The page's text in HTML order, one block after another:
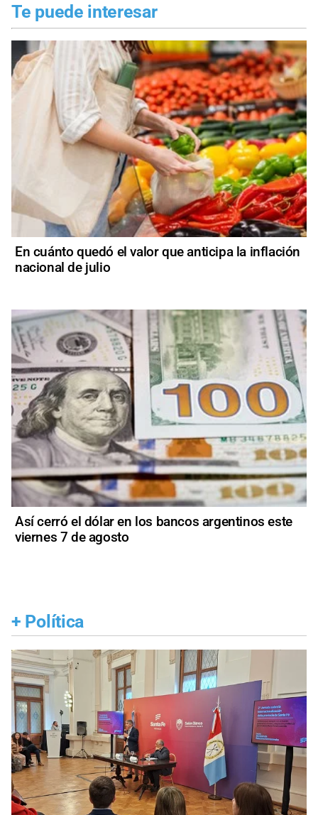
Te puede interesar
En cuánto quedó el valor que anticipa la inflación
nacional de julio
Así cerró el dólar en los bancos argentinos este
viernes 7 de agosto
+ Política